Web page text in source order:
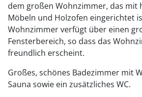
dem großen Wohnzimmer, das mit
Möbeln und Holzofen eingerichtet
Wohnzimmer verfügt über einen
Fensterbereich, so dass das
freundlich erscheint.
Großes, schönes Badezimmer mit
Sauna sowie ein zusätzliches WC.